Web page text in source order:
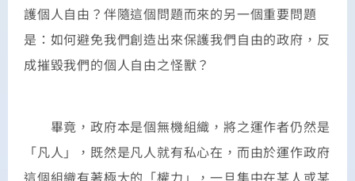
護個人自由？伴隨這個問題而來的另一個重要問題
是：如何避免我們創造出來保護我們自由的政府，反
成摧毀我們的個人自由之怪獸？
畢竟，政府本是個無機組織，將之運作者仍然是
「凡人」，既然是凡人就有私心在，而由於運作政府
這個組織有著極大的「權力」，一旦集中在某人或某